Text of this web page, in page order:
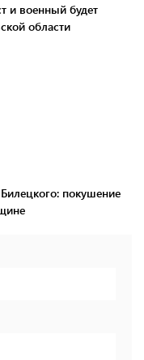
и военный будет
области
покушение